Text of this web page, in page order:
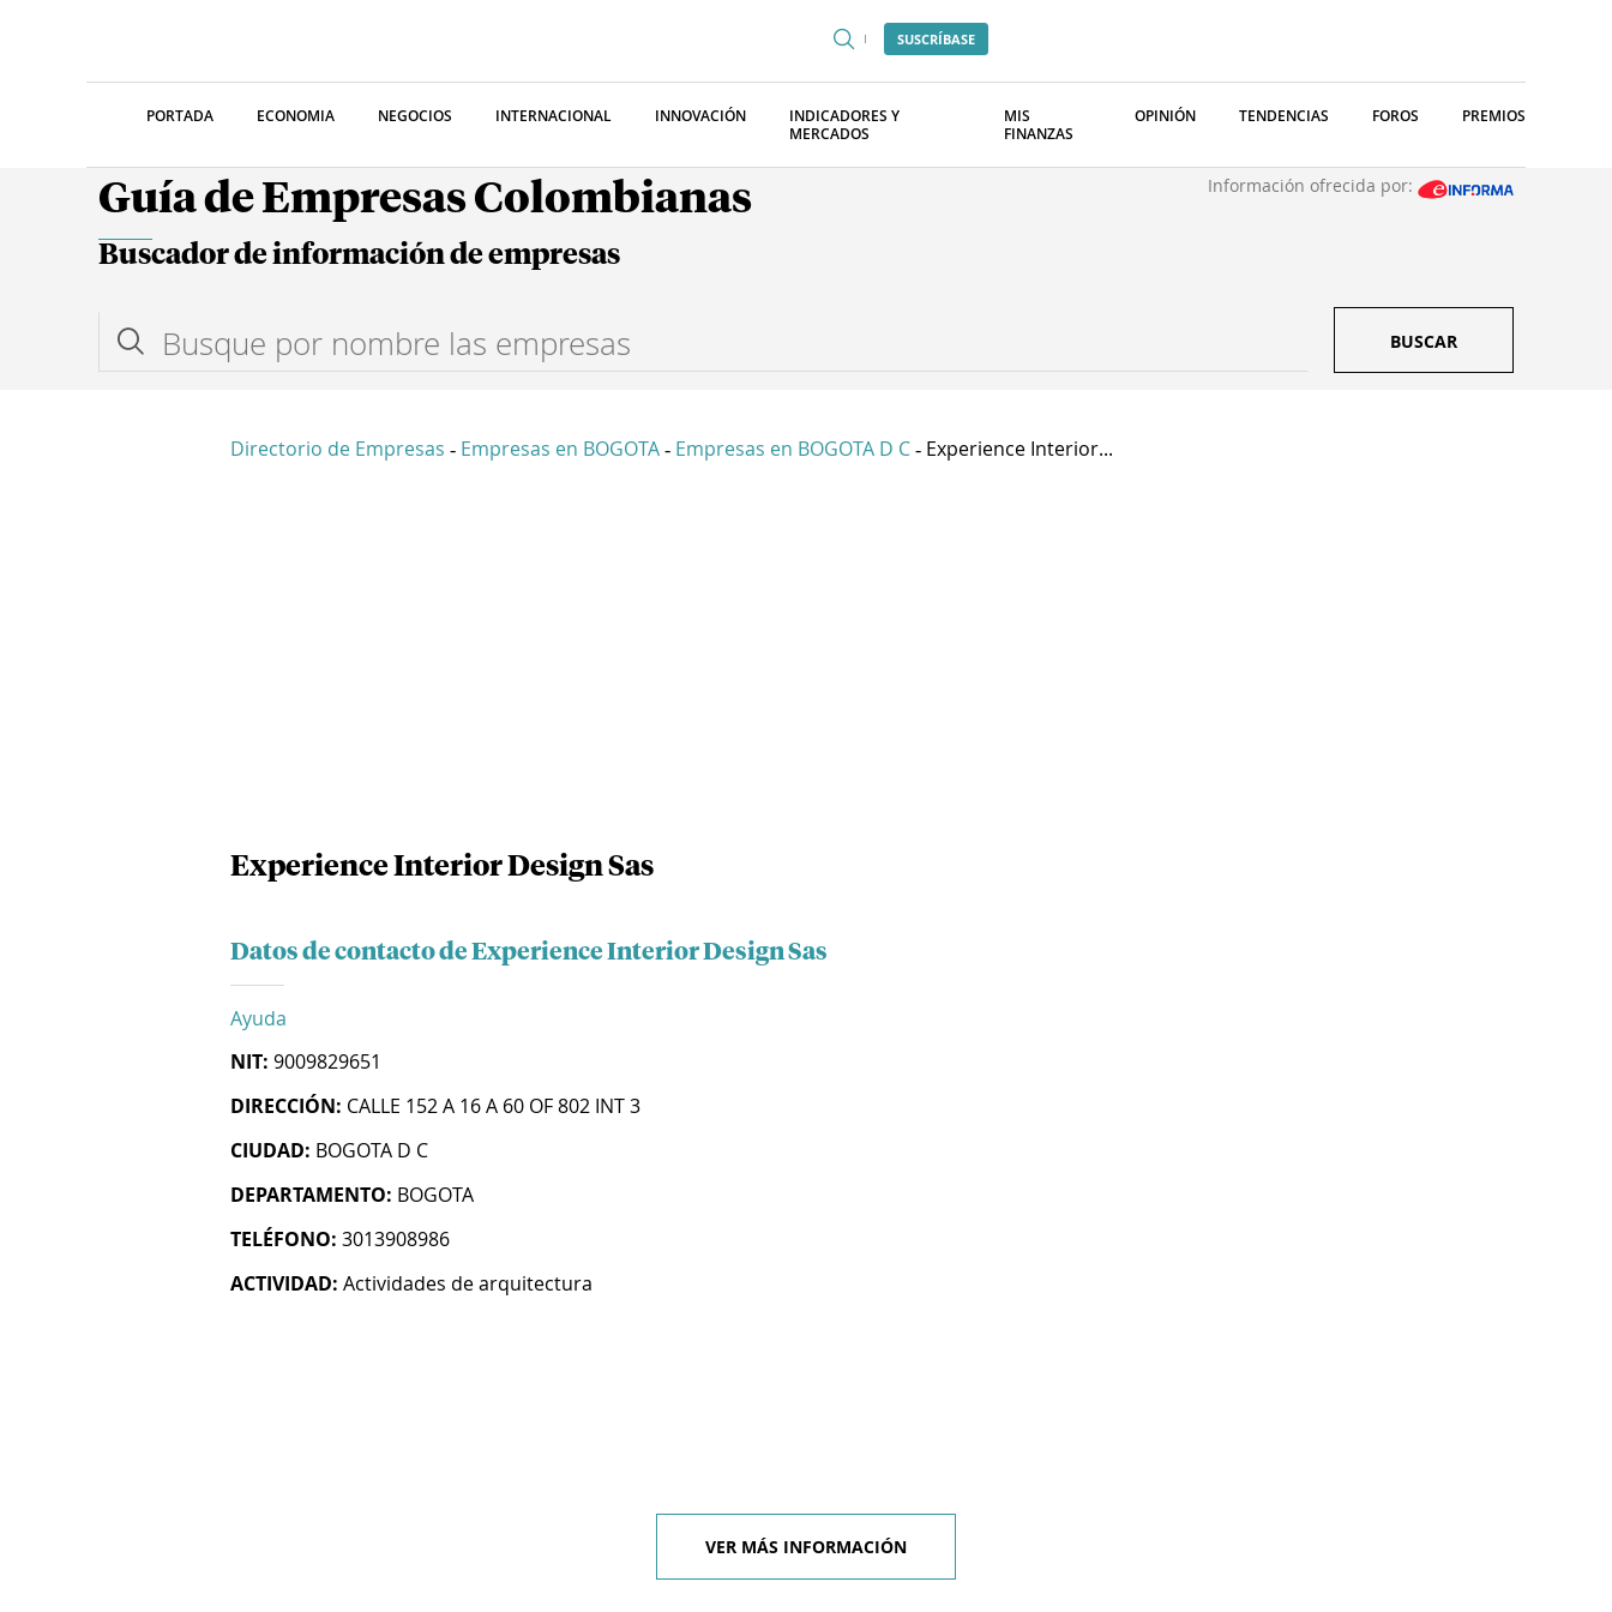
SUSCRÍBASE
PORTADA ECONOMIA NEGOCIOS INTERNACIONAL INNOVACIÓN
INDICADORES Y
MERCADOS
MIS
FINANZAS
OPINIÓN TENDENCIAS FOROS PREMIOS
Guía de Empresas Colombianas Información ofrecida por:
Buscador de información de empresas
BUSCAR
Directorio de Empresas - Empresas en BOGOTA - Empresas en BOGOTA D C - Experience Interior...
Experience Interior Design Sas
Datos de contacto de Experience Interior Design Sas
Ayuda
NIT: 9009829651
DIRECCIÓN: CALLE 152 A 16 A 60 OF 802 INT 3
CIUDAD: BOGOTA D C
DEPARTAMENTO: BOGOTA
TELÉFONO: 3013908986
ACTIVIDAD: Actividades de arquitectura
VER MÁS INFORMACIÓN